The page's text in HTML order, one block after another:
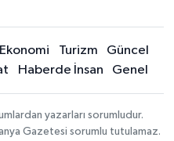
Ekonomi Turizm
Güncel
Haberde İnsan Genel
yazarları sorumludur.
Gazetesi sorumlu tutulamaz.